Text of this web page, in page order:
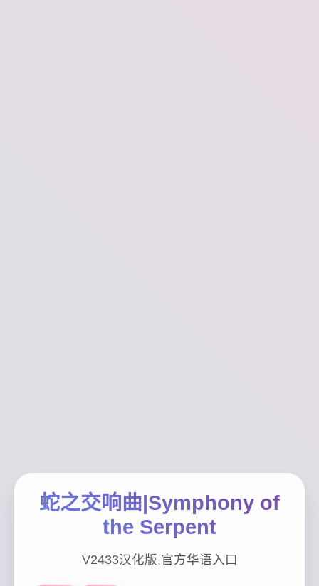
蛇之交响曲|Symphony of
the Serpent
V2433汉化版,官方华语入口